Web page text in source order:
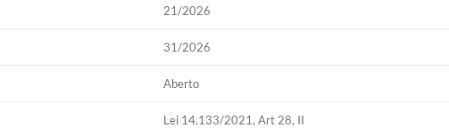
21/2026
31/2026
Aberto
Lei 14.133/2021, Art 28, II